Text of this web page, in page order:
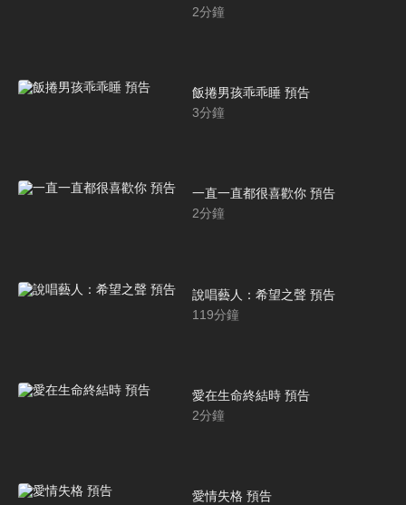
2分鐘
飯捲男孩乖乖睡 預告
3分鐘
一直一直都很喜歡你 預告
2分鐘
說唱藝人：希望之聲 預告
119分鐘
愛在生命終結時 預告
2分鐘
愛情失格 預告